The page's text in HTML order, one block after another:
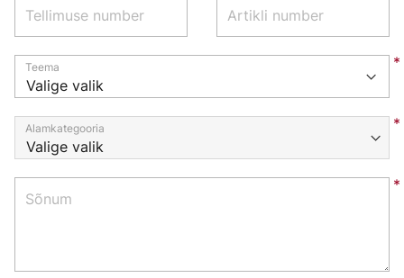
Tellimuse number Artikli number
Teema
Alamkategooria
Sõnum